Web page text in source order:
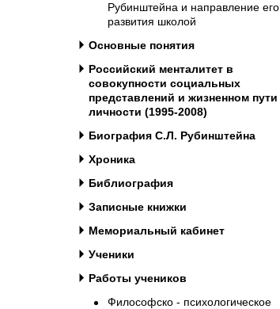
Рубинштейна и направление его
развития школой
Основные понятия
Российский менталитет в
совокупности социальных
представлений и жизненном пути
личности (1995-2008)
Биография С.Л. Рубинштейна
Хроника
Библиография
Записные книжки
Мемориальный кабинет
Ученики
Работы учеников
Философско - психологическое